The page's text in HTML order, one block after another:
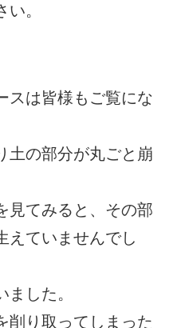
。
スは皆様もご覧にな
土の部分が丸ごと崩
見てみると、その部
えていませんでし
した。
削り取ってしまった